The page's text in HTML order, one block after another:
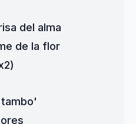
del alma
de la flor